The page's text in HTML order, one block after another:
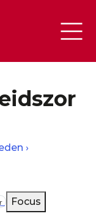
Focus